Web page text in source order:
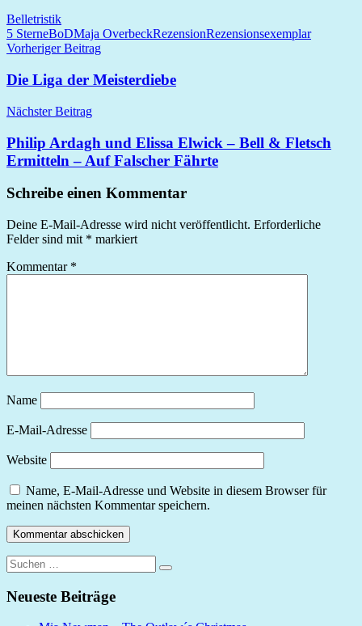
Belletristik
5 SterneBoDMaja OverbeckRezensionRezensionsexemplar
Beitragsnavigation
Vorheriger Beitrag
Die Liga der Meisterdiebe
Nächster Beitrag
Philip Ardagh und Elissa Elwick – Bell & Fletsch
Ermitteln – Auf Falscher Fährte
Schreibe einen Kommentar
Deine E-Mail-Adresse wird nicht veröffentlicht. Erforderliche
Felder sind mit * markiert
Kommentar *
Name
E-Mail-Adresse
Website
Name, E-Mail-Adresse und Website in diesem Browser für
meinen nächsten Kommentar speichern.
Suchen
nach:
Suchen
Neueste Beiträge